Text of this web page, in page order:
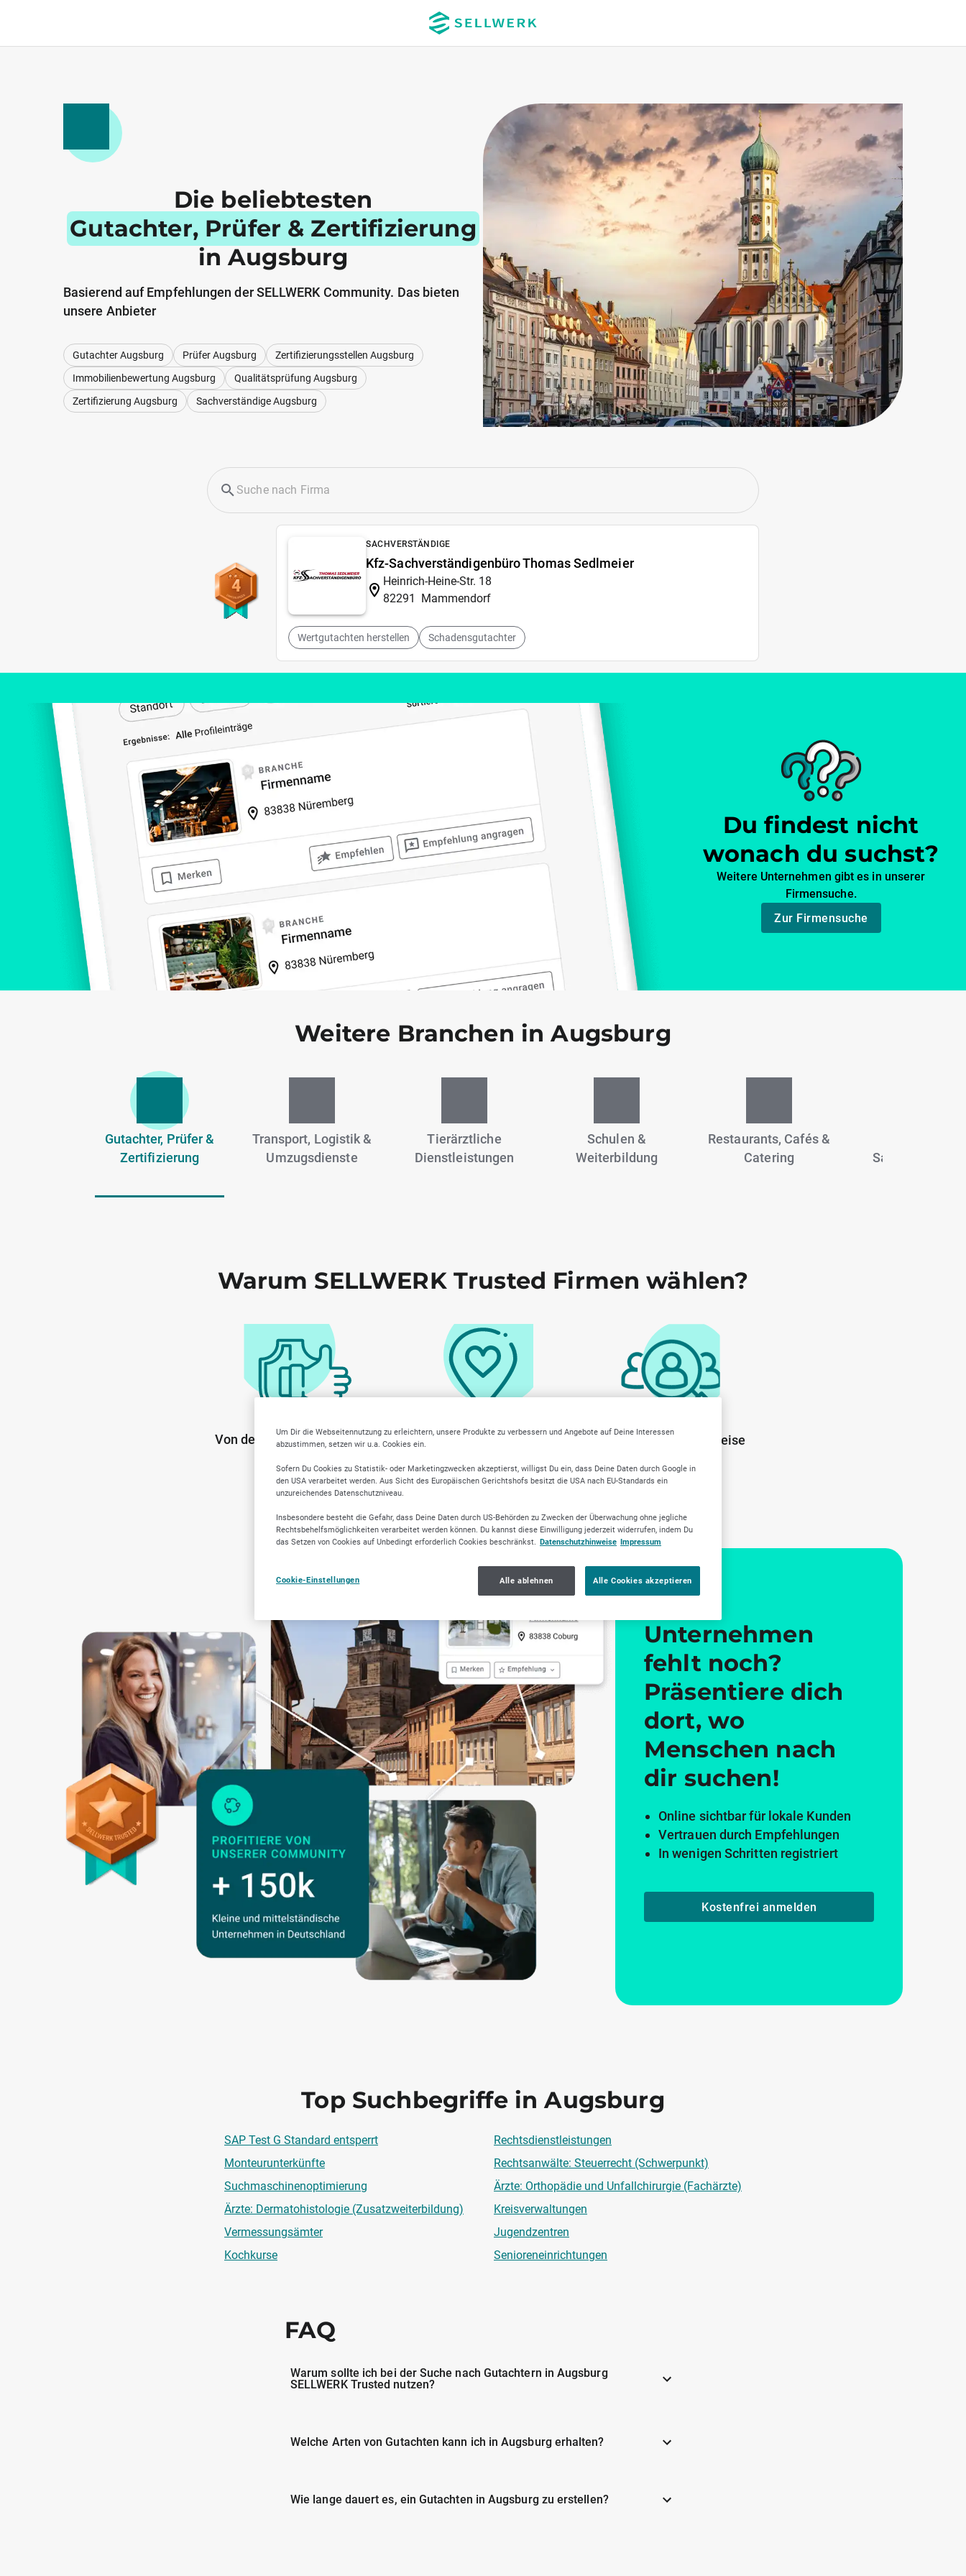
Die beliebtesten
Gutachter, Prüfer & Zertifizierung
in Augsburg
Basierend auf Empfehlungen der SELLWERK Community. Das bieten
unsere Anbieter
Gutachter Augsburg Prüfer Augsburg
Zertifizierungsstellen Augsburg
Immobilienbewertung Augsburg
Qualitätsprüfung Augsburg
Zertifizierung Augsburg
Sachverständige Augsburg
4
SACHVERSTÄNDIGE
Kfz-Sachverständigenbüro Thomas Sedlmeier
Heinrich-Heine-Str. 18
82291
Mammendorf
Wertgutachten herstellen Schadensgutachter
Du findest nicht
wonach du suchst?
Weitere Unternehmen gibt es in unserer
Firmensuche.
Zur Firmensuche
Weitere Branchen in Augsburg
Gutachter, Prüfer &
Zertifizierung
Transport, Logistik &
Umzugsdienste
Tierärztliche
Dienstleistungen
Schulen &
Weiterbildung
Restaurants, Cafés &
Catering
Sanitärdienste
Warum SELLWERK Trusted Firmen wählen?
Von der Community geprüfte
Lokale Marktkenntnis Transparente Arbeitsweise
Dein
Unternehmen
fehlt noch?
Präsentiere dich
dort, wo
Menschen nach
dir suchen!
Online sichtbar für lokale Kunden
Vertrauen durch Empfehlungen
In wenigen Schritten registriert
Kostenfrei anmelden
Top Suchbegriffe in Augsburg
SAP Test G Standard entsperrt
Rechtsdienstleistungen
Monteurunterkünfte
Rechtsanwälte: Steuerrecht (Schwerpunkt)
Suchmaschinenoptimierung
Ärzte: Orthopädie und Unfallchirurgie (Fachärzte)
Ärzte: Dermatohistologie (Zusatzweiterbildung)
Kreisverwaltungen
Vermessungsämter
Jugendzentren
Kochkurse
Senioreneinrichtungen
FAQ
Warum sollte ich bei der Suche nach Gutachtern in Augsburg
SELLWERK Trusted nutzen?
Welche Arten von Gutachten kann ich in Augsburg erhalten?
Wie lange dauert es, ein Gutachten in Augsburg zu erstellen?
Um Dir die Webseitennutzung zu erleichtern, unsere Produkte zu verbessern und Angebote auf Deine Interessen
abzustimmen, setzen wir u.a. Cookies ein.
Sofern Du Cookies zu Statistik- oder Marketingzwecken akzeptierst, willigst Du ein, dass Deine Daten durch Google in
den USA verarbeitet werden. Aus Sicht des Europäischen Gerichtshofs besitzt die USA nach EU-Standards ein
unzureichendes Datenschutzniveau.
Insbesondere besteht die Gefahr, dass Deine Daten durch US-Behörden zu Zwecken der Überwachung ohne jegliche
Rechtsbehelfsmöglichkeiten verarbeitet werden können. Du kannst diese Einwilligung jederzeit widerrufen, indem Du
das Setzen von Cookies auf Unbedingt erforderlich Cookies beschränkst. Datenschutzhinweise Impressum
Cookie-Einstellungen Alle ablehnen Alle Cookies akzeptieren